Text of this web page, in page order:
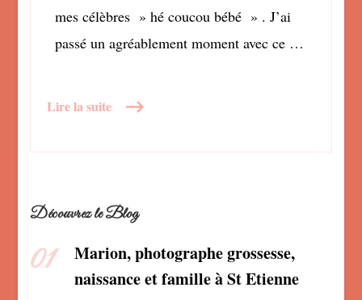
mes célèbres » hé coucou bébé » . J’ai
passé un agréablement moment avec ce …
Lire la suite
Découvrez le Blog
Marion, photographe grossesse,
naissance et famille à St Etienne